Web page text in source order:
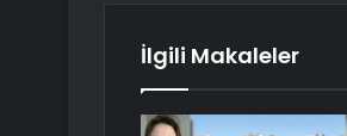
İlgili Makaleler